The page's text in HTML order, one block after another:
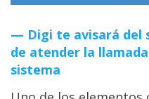
Sistemas
operativos
Digi te avisará del
de atender la
sistema